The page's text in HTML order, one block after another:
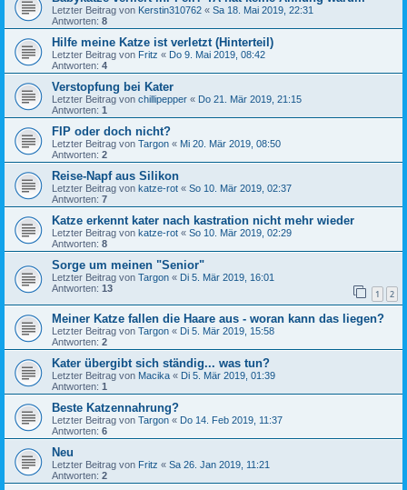
Letzter Beitrag von Kerstin310762 « Sa 18. Mai 2019, 22:31
Antworten: 8
Hilfe meine Katze ist verletzt (Hinterteil)
Letzter Beitrag von Fritz « Do 9. Mai 2019, 08:42
Antworten: 4
Verstopfung bei Kater
Letzter Beitrag von chillipepper « Do 21. Mär 2019, 21:15
Antworten: 1
FIP oder doch nicht?
Letzter Beitrag von Targon « Mi 20. Mär 2019, 08:50
Antworten: 2
Reise-Napf aus Silikon
Letzter Beitrag von katze-rot « So 10. Mär 2019, 02:37
Antworten: 7
Katze erkennt kater nach kastration nicht mehr wieder
Letzter Beitrag von katze-rot « So 10. Mär 2019, 02:29
Antworten: 8
Sorge um meinen "Senior"
Letzter Beitrag von Targon « Di 5. Mär 2019, 16:01
Antworten: 13 1 2
Meiner Katze fallen die Haare aus - woran kann das liegen?
Letzter Beitrag von Targon « Di 5. Mär 2019, 15:58
Antworten: 2
Kater übergibt sich ständig... was tun?
Letzter Beitrag von Macika « Di 5. Mär 2019, 01:39
Antworten: 1
Beste Katzennahrung?
Letzter Beitrag von Targon « Do 14. Feb 2019, 11:37
Antworten: 6
Neu
Letzter Beitrag von Fritz « Sa 26. Jan 2019, 11:21
Antworten: 2